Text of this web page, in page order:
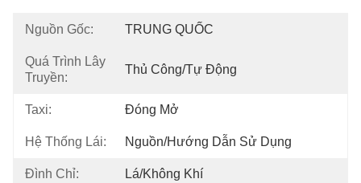
Nguồn Gốc: TRUNG QUỐC
Quá Trình Lây
Truyền:
Thủ Công/Tự Động
Taxi: Đóng Mở
Hệ Thống Lái: Nguồn/Hướng Dẫn Sử Dụng
Đình Chỉ: Lá/Không Khí